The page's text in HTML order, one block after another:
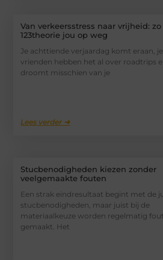
Van verkeersstress naar vrijheid:
123theorie jou op weg
Je achttiende verjaardag komt eraan, je
vrienden hebben het al over roadtrips
droomt misschien van je
Lees verder ➜
Stucbenodigheden kiezen zonder
veelgemaakte fouten
Een strak eindresultaat begint met de
stucbenodigheden, maar juist bij de
materiaalkeuze worden regelmatig
gemaakt. Het